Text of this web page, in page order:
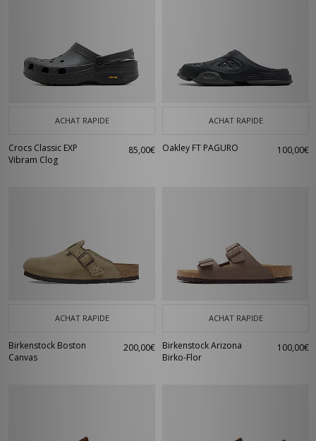
ACHAT RAPIDE
Crocs Classic EXP
Vibram Clog
85,00€
ACHAT RAPIDE
Oakley FT PAGURO 100,00€
ACHAT RAPIDE
Birkenstock Boston
Canvas
200,00€
ACHAT RAPIDE
Birkenstock Arizona
Birko-Flor
100,00€